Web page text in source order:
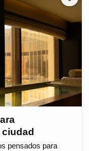
pensados para